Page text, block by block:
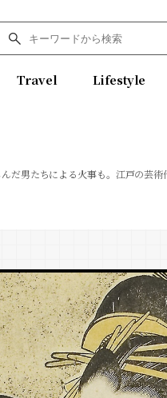
Travel Lifestyle
だ男たちによる火事も。江戸の芸